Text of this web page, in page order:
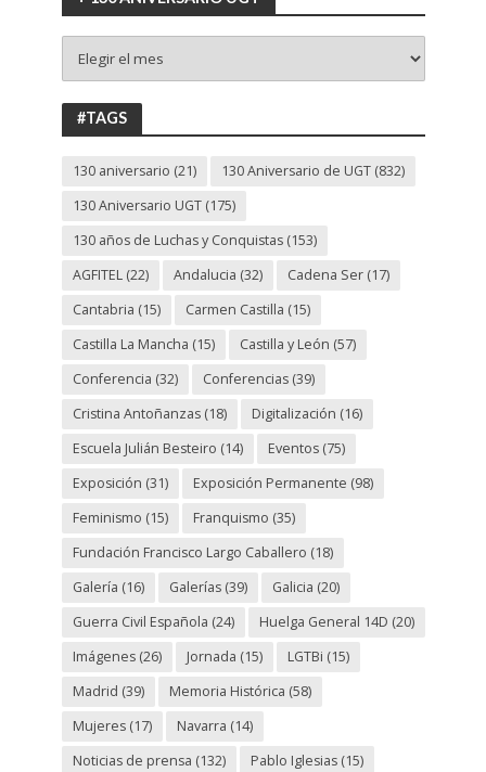
130
ANIVERSARIO
UGT
#TAGS
130 aniversario (21) 130 Aniversario de UGT(832)
130 Aniversario UGT(175)
130 años de Luchas y Conquistas(153)
AGFITEL(22) Andalucia (32) Cadena Ser(17)
Cantabria (15) Carmen Castilla (15)
Castilla La Mancha (15) Castilla y León (57)
Conferencia (32) Conferencias(39)
Cristina Antoñanzas(18) Digitalización (16)
Escuela Julián Besteiro (14) Eventos(75)
Exposición (31) Exposición Permanente (98)
Feminismo (15) Franquismo (35)
Fundación Francisco Largo Caballero (18)
Galería (16) Galerías(39) Galicia (20)
Guerra Civil Española (24) Huelga General 14D (20)
Imágenes(26) Jornada (15) LGTBi (15)
Madrid (39) Memoria Histórica (58)
Mujeres(17) Navarra (14)
Noticias de prensa (132) Pablo Iglesias(15)